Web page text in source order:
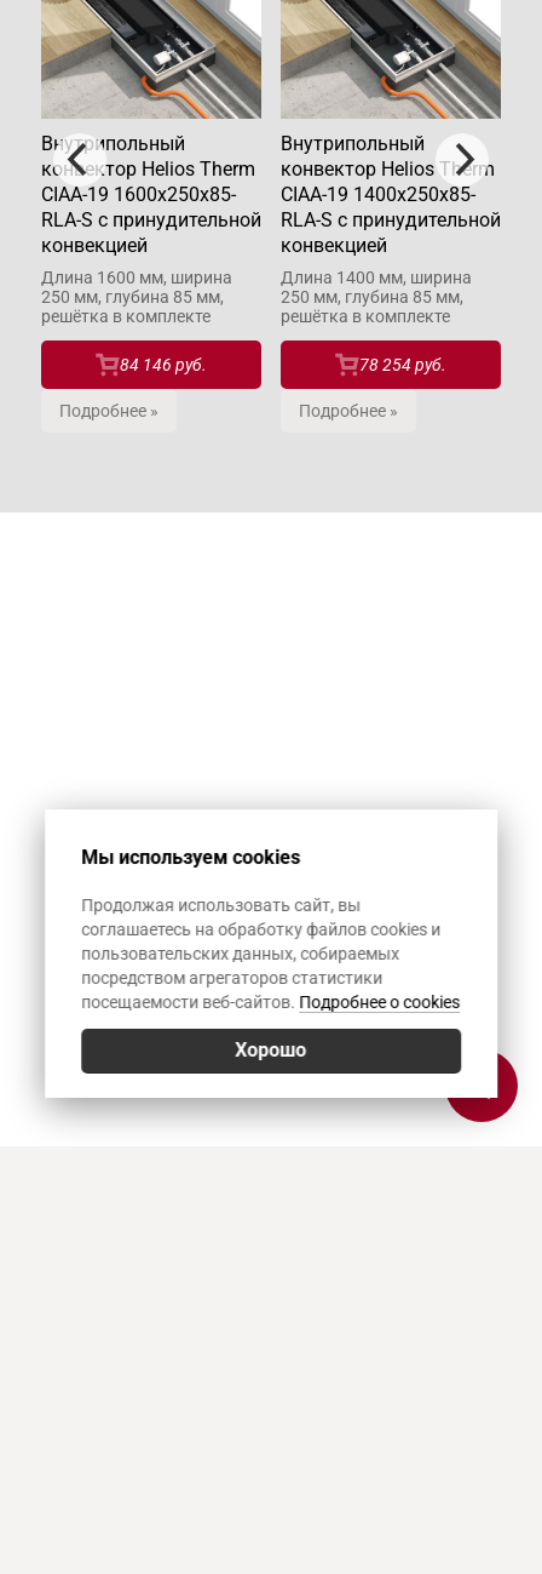
Внутрипольный
конвектор Helios Therm
CIAA-19 1600x250x85-
RLA-S с принудительной
конвекцией
Длина 1600 мм, ширина
250 мм, глубина 85 мм,
решётка в комплекте
84 146 руб.
Подробнее »
Внутрипольный
конвектор Helios Therm
CIAA-19 1400x250x85-
RLA-S с принудительной
конвекцией
Длина 1400 мм, ширина
250 мм, глубина 85 мм,
решётка в комплекте
78 254 руб.
Подробнее »
Мы используем cookies
Продолжая использовать сайт, вы
соглашаетесь на обработку файлов cookies и
пользовательских данных, собираемых
посредством агрегаторов статистики
посещаемости веб-сайтов. Подробнее о cookies
Хорошо